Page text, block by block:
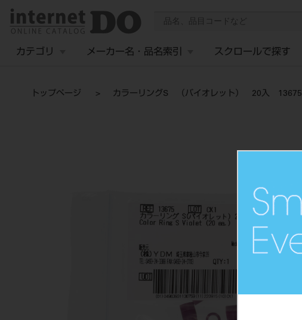
カテゴリ メーカー名・品名索引 スクロールで探す
トップページ カラーリングS （バイオレット） 20入 13675